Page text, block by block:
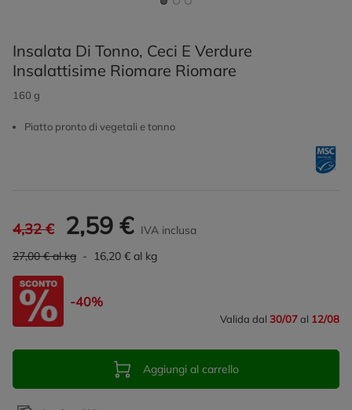
Insalata Di Tonno, Ceci E Verdure
Insalattisime Riomare Riomare
160 g
Piatto pronto di vegetali e tonno
4,32 € 2,59 € IVA inclusa
27,00 € al kg - 16,20 € al kg
-40%
Valida dal 30/07al 12/08
Aggiungi al carrello